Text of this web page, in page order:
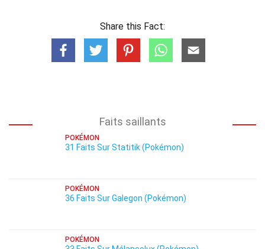
Share this Fact:
Faits saillants
POKÉMON
31 Faits Sur Statitik (Pokémon)
POKÉMON
36 Faits Sur Galegon (Pokémon)
POKÉMON